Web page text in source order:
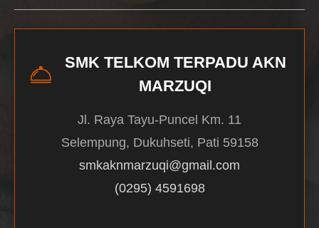
SMK TELKOM TERPADU AKN
MARZUQI
Jl. Raya Tayu-Puncel Km. 11
Selempung, Dukuhseti, Pati 59158
smkaknmarzuqi@gmail.com
(0295) 4591698